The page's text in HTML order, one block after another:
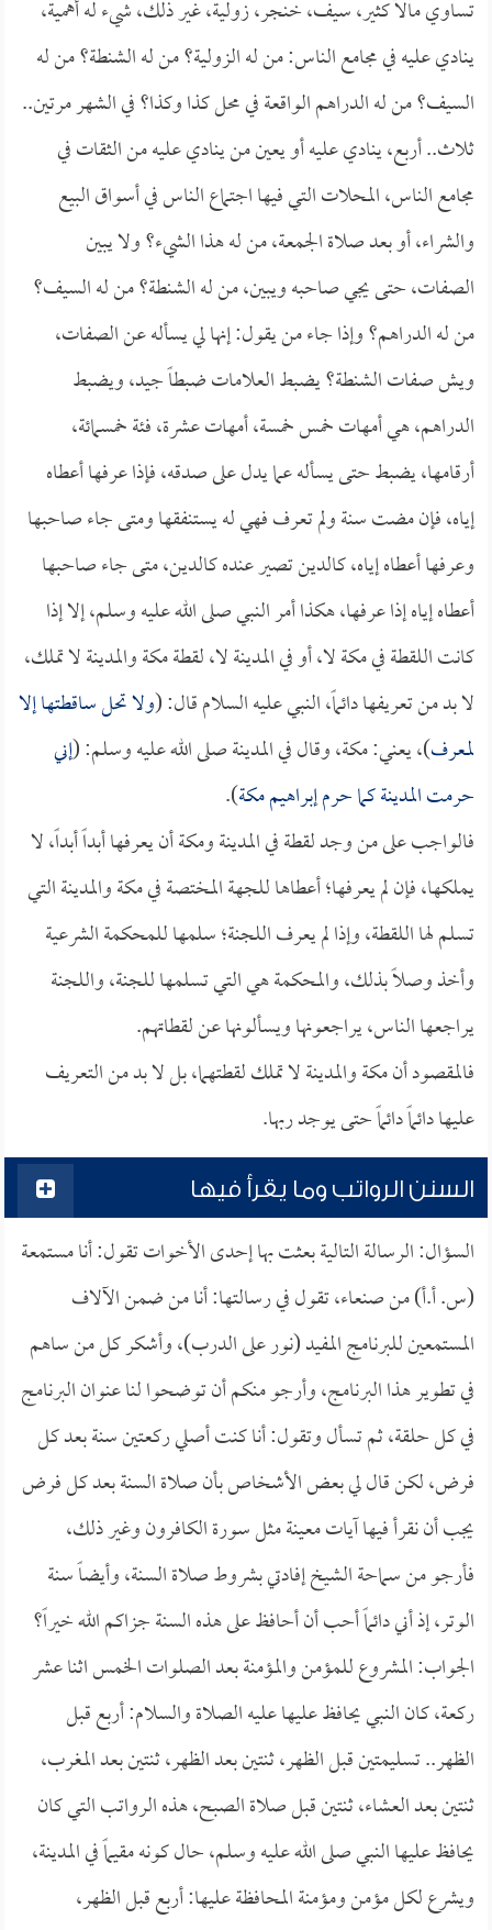
تساوي مالاً كثير، سيف، خنجر، زولية، غير ذلك، شيء له أهمية،
ينادي عليه في مجامع الناس: من له الزولية؟ من له الشنطة؟ من له
السيف؟ من له الدراهم الواقعة في محل كذا وكذا؟ في الشهر مرتين..
ثلاث.. أربع، ينادي عليه أو يعين من ينادي عليه من الثقات في
مجامع الناس، المحلات التي فيها اجتماع الناس في أسواق البيع
والشراء، أو بعد صلاة الجمعة، من له هذا الشيء؟ ولا يبين
الصفات، حتى يجي صاحبه ويبين، من له الشنطة؟ من له السيف؟
من له الدراهم؟ وإذا جاء من يقول: إنها لي يسأله عن الصفات،
ويش صفات الشنطة؟ يضبط العلامات ضبطاً جيد، ويضبط
الدراهم، هي أمهات خمس خمسة، أمهات عشرة، فئة خمسمائة،
أرقامها، يضبط حتى يسأله عما يدل على صدقه، فإذا عرفها أعطاه
إياه، فإن مضت سنة ولم تعرف فهي له يستنفقها ومتى جاء صاحبها
وعرفها أعطاه إياه، كالدين تصير عنده كالدين، متى جاء صاحبها
أعطاه إياه إذا عرفها، هكذا أمر النبي صلى الله عليه وسلم، إلا إذا
كانت اللقطة في مكة لا، أو في المدينة لا، لقطة مكة والمدينة لا تملك،
لا بد من تعريفها دائماً، النبي عليه السلام قال: (ولا تحل ساقطتها إلا
لمعرف)، يعني: مكة، وقال في المدينة صلى الله عليه وسلم: (إني
حرمت المدينة كما حرم إبراهيم مكة).
فالواجب على من وجد لقطة في المدينة ومكة أن يعرفها أبداً أبداً، لا
يملكها، فإن لم يعرفها؛ أعطاها للجهة المختصة في مكة والمدينة التي
تسلم لها اللقطة، وإذا لم يعرف اللجنة؛ سلمها للمحكمة الشرعية
وأخذ وصلاً بذلك، والمحكمة هي التي تسلمها للجنة، واللجنة
يراجعها الناس، يراجعونها ويسألونها عن لقطاتهم.
فالمقصود أن مكة والمدينة لا تملك لقطتهما، بل لا بد من التعريف
عليها دائماً دائماً حتى يوجد ربها.
السنن الرواتب وما يقرأ فيها
السؤال: الرسالة التالية بعثت بها إحدى الأخوات تقول: أنا مستمعة
(س. أ.أ) من صنعاء، تقول في رسالتها: أنا من ضمن الآلاف
المستمعين للبرنامج المفيد (نور على الدرب)، وأشكر كل من ساهم
في تطوير هذا البرنامج، وأرجو منكم أن توضحوا لنا عنوان البرنامج
في كل حلقة، ثم تسأل وتقول: أنا كنت أصلي ركعتين سنة بعد كل
فرض، لكن قال لي بعض الأشخاص بأن صلاة السنة بعد كل فرض
يجب أن نقرأ فيها آيات معينة مثل سورة الكافرون وغير ذلك،
فأرجو من سماحة الشيخ إفادتي بشروط صلاة السنة، وأيضاً سنة
الوتر، إذ أني دائماً أحب أن أحافظ على هذه السنة جزاكم الله خيراً؟
الجواب: المشروع للمؤمن والمؤمنة بعد الصلوات الخمس اثنا عشر
ركعة، كان النبي يحافظ عليها عليه الصلاة والسلام: أربع قبل
الظهر.. تسليمتين قبل الظهر، ثنتين بعد الظهر، ثنتين بعد المغرب،
ثنتين بعد العشاء، ثنتين قبل صلاة الصبح، هذه الرواتب التي كان
يحافظ عليها النبي صلى الله عليه وسلم، حال كونه مقيماً في المدينة،
ويشرع لكل مؤمن ومؤمنة المحافظة عليها: أربع قبل الظهر،